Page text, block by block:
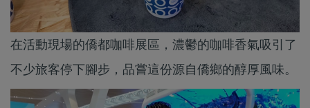
在活動現場的僑都咖啡展區，濃鬱的咖啡香氣吸引了
不少旅客停下腳步，品嘗這份源自僑鄉的醇厚風味。